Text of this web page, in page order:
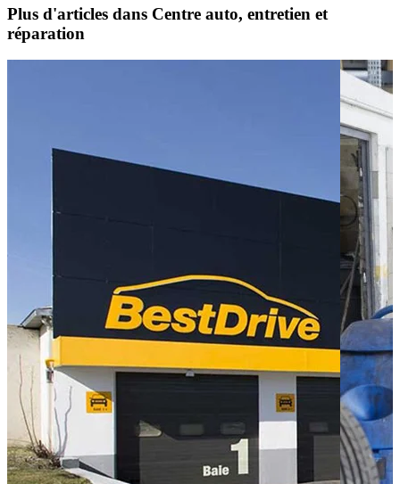
Plus d'articles dans Centre auto, entretien et
réparation